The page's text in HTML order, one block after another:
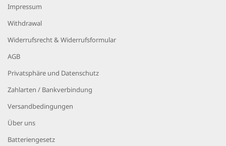
Impressum
Withdrawal
Widerrufsrecht & Widerrufsformular
AGB
Privatsphäre und Datenschutz
Zahlarten / Bankverbindung
Versandbedingungen
Über uns
Batteriengesetz